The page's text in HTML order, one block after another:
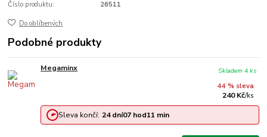
Číslo produktu: 26511
Do oblíbených
Podobné produkty
Megaminx
44 % sleva
240 Kč/ks
Skladem 4 ks
Sleva končí: 24 dní07 hod11 min